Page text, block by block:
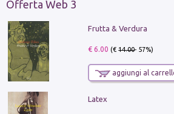
Offerta Web 3
Frutta & Verdura
€ 6.00 (€14.00- 57%)
aggiungi al
Latex